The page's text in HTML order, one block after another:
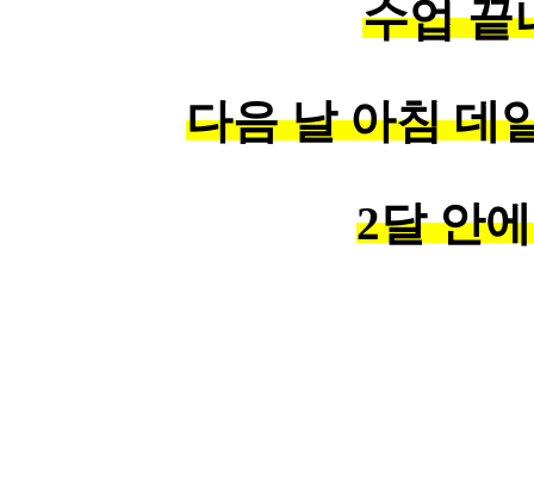
수업 끝
다음 날 아침 데
2달 안